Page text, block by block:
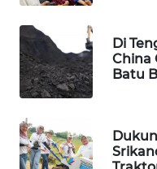
Di
China
Batu
KONSUMEN
MASYARAKAT
KELISTRIKAN
WALINKI
ID